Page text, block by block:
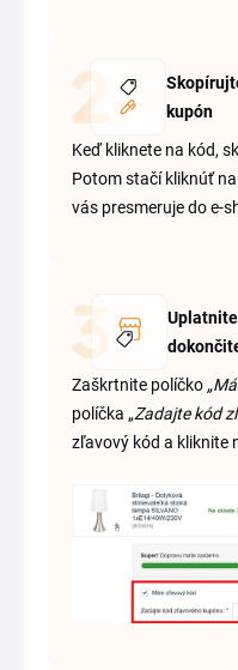
kupón
Keď kliknete na kód,
Potom stačí kliknúť
vás presmeruje do e-
Zaškrtnite políčko
políčka „Zadajte kód
zľavový kód a kliknite